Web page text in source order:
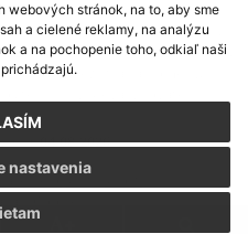
webových stránok, na to, aby sme
a cielené reklamy, na analýzu
a na pochopenie toho, odkiaľ naši
nastavenia
informácií s využitím RSS
2,Mapa stránok,web portál
,domény,registrácia domény
04.08.2026
o prístupnosti